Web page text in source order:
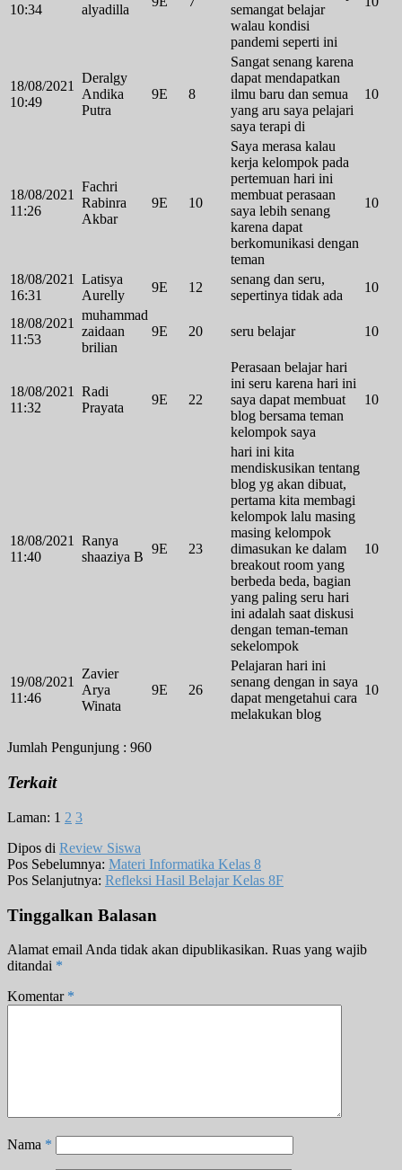
10:34
alyadilla
semangat belajar
walau kondisi
pandemi seperti ini
18/08/2021
10:49
Deralgy
Andika
Putra
9E 8
Sangat senang karena
dapat mendapatkan
ilmu baru dan semua
yang aru saya pelajari
saya terapi di
10
18/08/2021
11:26
Fachri
Rabinra
Akbar
9E 10
Saya merasa kalau
kerja kelompok pada
pertemuan hari ini
membuat perasaan
saya lebih senang
karena dapat
berkomunikasi dengan
teman
10
18/08/2021
16:31
Latisya
Aurelly
9E 12
senang dan seru,
sepertinya tidak ada
10
18/08/2021
11:53
muhammad
zaidaan
brilian
9E 20 seru belajar 10
18/08/2021
11:32
Radi
Prayata
9E 22
Perasaan belajar hari
ini seru karena hari ini
saya dapat membuat
blog bersama teman
kelompok saya
10
18/08/2021
11:40
Ranya
shaaziya B
9E 23
hari ini kita
mendiskusikan tentang
blog yg akan dibuat,
pertama kita membagi
kelompok lalu masing
masing kelompok
dimasukan ke dalam
breakout room yang
berbeda beda, bagian
yang paling seru hari
ini adalah saat diskusi
dengan teman-teman
sekelompok
10
19/08/2021
11:46
Zavier
Arya
Winata
9E 26
Pelajaran hari ini
senang dengan in saya
dapat mengetahui cara
melakukan blog
10
Jumlah Pengunjung : 960
Terkait
Laman: 1 2 3
Dipos di Review Siswa
Pos Sebelumnya: Materi Informatika Kelas 8
Pos Selanjutnya: Refleksi Hasil Belajar Kelas 8F
Tinggalkan Balasan
Alamat email Anda tidak akan dipublikasikan. Ruas yang wajib
ditandai *
Komentar *
Nama *